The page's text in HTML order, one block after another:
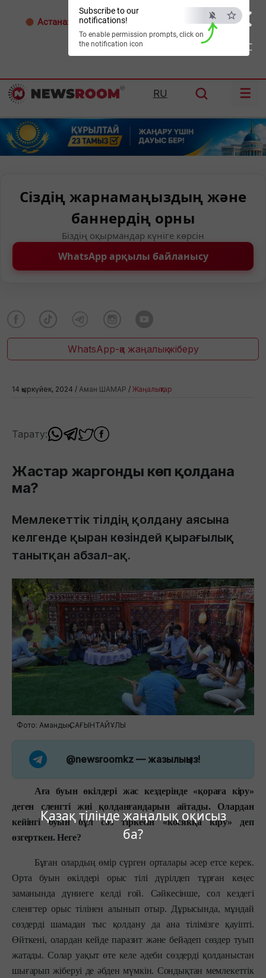
×
ESC
Қазақ тілінде жаңалық оқисыз
ба?
Subscribe to our
notifications!
To enable permission prompts, click on
the notification icon
Астана: 32°C Алматы: Шымкент:39°C
RU ☰
Сіздің жарнамаңыздың және
баннердің орны
Біздің оқырмандар күніге көрсін
WhatsApp арқылы байланысу
WhatsApp-қа жаңалық жіберу
14 қыркүйек, 2024 / Аман ШАМАР / Жаңалықтар
Тарату:
Жастар жаргонды көп қолдана
ма?
Мемлекеттік тілдің қолдану аясына
келгенде қыран көзіндей қырағылық
танытқан абзал-ақ.
Фото: Амандық САҒЫНТАЙҰЛЫ
@newsroomkz — жазылыңыз!
Аға буын өкілдері жас кездерінде «қораға кіру»
деген сленгті жиі қолданғандарын айтады. Олардан
кейінгі буын бұл сөз тіркесін «косякқа кіру» деп
өзгерткен. Неге?
Бұған олардың өмір сүрген орталары әсер етсе керек.
Орта буын өкілдері орыс тілі дүрілдеп тұрған кеңес
заманында дүниеге келді ғой. Сәйкесінше, сол кездегі
сленгтер орыс тілінен алынып отыр. Дұрысында, мұндай
сөздерді шамадан тыс қолдану да ана тілімізге қауіпті.
Өйткені, олардан кейде паразит және бейәдеп сөздер туып
жатады. Солар уақыт өте келе әдеби сөздерді қолданыстан
шығарып жіберуі де әбден мүмкін. Сондықтан мемлекеттік